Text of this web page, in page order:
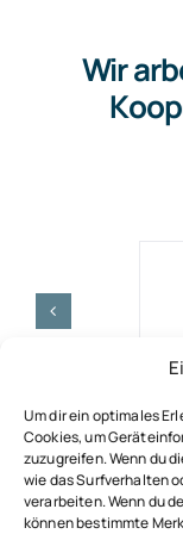
Um dir ein optimales
Cookies, um
zuzugreifen. Wenn du
wie das Surfverhalten
verarbeiten. Wenn du
können bestimmte
Wir
© 2026 •